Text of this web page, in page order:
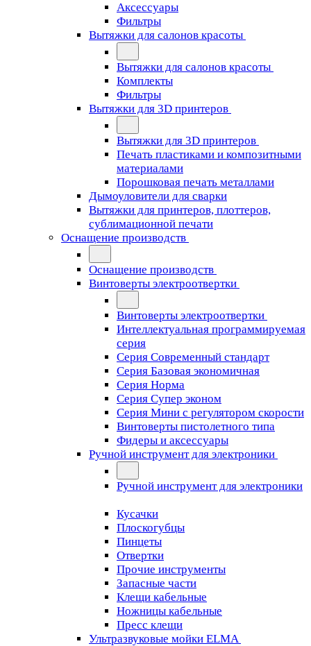
Аксессуары
Фильтры
Вытяжки для салонов красоты
Вытяжки для салонов красоты
Комплекты
Фильтры
Вытяжки для 3D принтеров
Вытяжки для 3D принтеров
Печать пластиками и композитными
материалами
Порошковая печать металлами
Дымоуловители для сварки
Вытяжки для принтеров, плоттеров,
сублимационной печати
Оснащение производств
Оснащение производств
Винтоверты электроотвертки
Винтоверты электроотвертки
Интеллектуальная программируемая
серия
Серия Современный стандарт
Серия Базовая экономичная
Серия Норма
Серия Cупер эконом
Серия Мини с регулятором скорости
Винтоверты пистолетного типа
Фидеры и аксессуары
Ручной инструмент для электроники
Ручной инструмент для электроники
Кусачки
Плоскогубцы
Пинцеты
Отвертки
Прочие инструменты
Запасные части
Клещи кабельные
Ножницы кабельные
Пресс клещи
Ультразвуковые мойки ELMA